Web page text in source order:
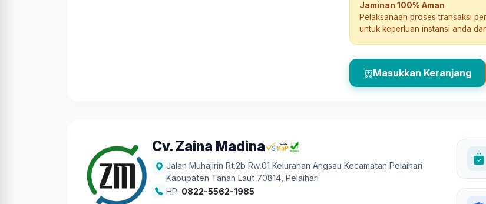
Jaminan 100% Aman
Pelaksanaan proses transaksi
untuk keperluan instansi anda
Masukkan Keranjang
Cv. Zaina Madina
Jalan Muhajirin Rt.2b Rw.01 Kelurahan Angsau Kecamatan Pelaihari
Kabupaten Tanah Laut 70814 Pelaihari
HP: 0822-5562-1985